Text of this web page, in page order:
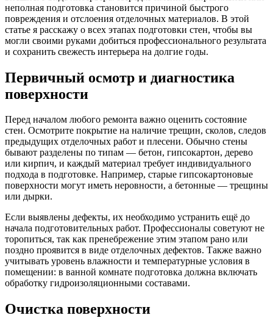
неполная подготовка становится причиной быстрого
повреждения и отслоения отделочных материалов. В этой
статье я расскажу о всех этапах подготовки стен, чтобы вы
могли своими руками добиться профессионального результата
и сохранить свежесть интерьера на долгие годы.
Первичный осмотр и диагностика
поверхности
Перед началом любого ремонта важно оценить состояние
стен. Осмотрите покрытие на наличие трещин, сколов, следов
предыдущих отделочных работ и плесени. Обычно стены
бывают разделены по типам — бетон, гипсокартон, дерево
или кирпич, и каждый материал требует индивидуального
подхода в подготовке. Например, старые гипсокартоновые
поверхности могут иметь неровности, а бетонные — трещины
или дырки.
Если выявлены дефекты, их необходимо устранить ещё до
начала подготовительных работ. Профессионалы советуют не
торопиться, так как пренебрежение этим этапом рано или
поздно проявится в виде отделочных дефектов. Также важно
учитывать уровень влажности и температурные условия в
помещении: в ванной комнате подготовка должна включать
обработку гидроизоляционными составами.
Очистка поверхности